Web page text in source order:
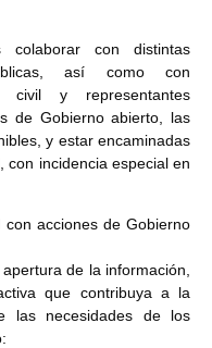
colaborar con distintas
así como con
civil y representantes
de Gobierno abierto, las
y estar encaminadas
con incidencia especial en
con acciones de Gobierno
de la información,
que contribuya a la
las necesidades de los